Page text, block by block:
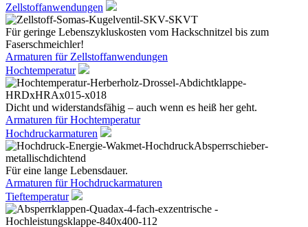
Zellstoffanwendungen
Für geringe Lebenszykluskosten vom Hackschnitzel bis zum
Faserschmeichler!
Armaturen für Zellstoffanwendungen
Hochtemperatur
Dicht und widerstandsfähig – auch wenn es heiß her geht.
Armaturen für Hochtemperatur
Hochdruckarmaturen
Für eine lange Lebensdauer.
Armaturen für Hochdruckarmaturen
Tieftemperatur